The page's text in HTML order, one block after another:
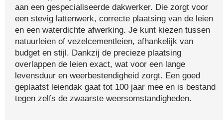
aan een gespecialiseerde dakwerker. Die zorgt voor
een stevig lattenwerk, correcte plaatsing van de leien
en een waterdichte afwerking. Je kunt kiezen tussen
natuurleien of vezelcementleien, afhankelijk van
budget en stijl. Dankzij de precieze plaatsing
overlappen de leien exact, wat voor een lange
levensduur en weerbestendigheid zorgt. Een goed
geplaatst leiendak gaat tot 100 jaar mee en is bestand
tegen zelfs de zwaarste weersomstandigheden.